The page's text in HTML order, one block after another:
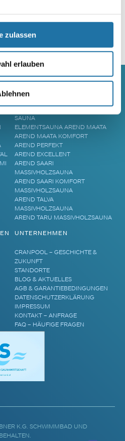
zulassen
erlauben
SAUNA
SAUNA
ELEMENTSAUNA AREND MAATA
AREND MAATA KOMFORT
AREND PERFEKT
AREND EXCELLENT
AREND SAARI
MASSIVHOLZSAUNA
AREND SAARI KOMFORT
MASSIVHOLZSAUNA
AREND TALVA
MASSIVHOLZSAUNA
AREND TARU MASSIVHOLZSAUNA
UNTERNEHMEN
CRANPOOL – GESCHICHTE &
ZUKUNFT
STANDORTE
BLOG & AKTUELLES
AGB & GARANTIEBEDINGUNGEN
DATENSCHUTZERKLÄRUNG
IMPRESSUM
KONTAKT – ANFRAGE
FAQ – HÄUFIGE FRAGEN
K.G. SCHWIMMBAD UND